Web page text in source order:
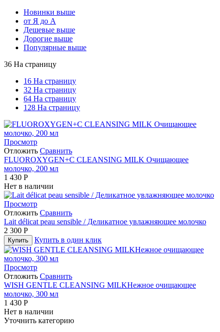
Новинки выше
от Я до А
Дешевые выше
Дорогие выше
Популярные выше
36 На страницу
16 На страницу
32 На страницу
64 На страницу
128 На страницу
Просмотр
Отложить Сравнить
FLUOROXYGEN+C CLEANSING MILK Очищающее
молочко, 200 мл
1 430 Р
Нет в наличии
Просмотр
Отложить Сравнить
Lait délicat peau sensible / Деликатное увлажняющее молочко
2 300 Р
Купить Купить в один клик
Просмотр
Отложить Сравнить
WISH GENTLE CLEANSING MILKНежное очищающее
молочко, 300 мл
1 430 Р
Нет в наличии
Уточнить категорию